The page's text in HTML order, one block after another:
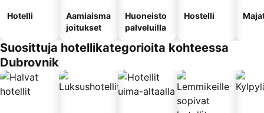
Hotelli
Aamiaisma
joitukset
Huoneisto
palveluilla
Hostelli
Suosittuja hotellikategorioita kohteessa
Dubrovnik